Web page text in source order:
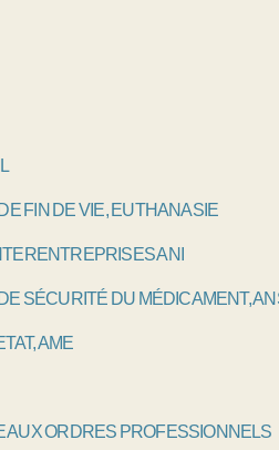
FIN DE VIE, EUTHANASIE
ANI
SÉCURITÉ DU MÉDICAMENT,
AME
AUX ORDRES PROFESSIONNELS